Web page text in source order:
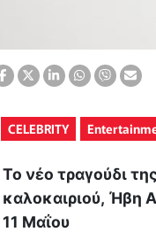
CELEBRITY
Το νέο τραγούδι
καλοκαιριού, Ήβη
11 Μαΐου